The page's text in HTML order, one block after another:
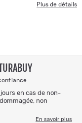
Plus de détails
en cas de non-
non
En savoir plus